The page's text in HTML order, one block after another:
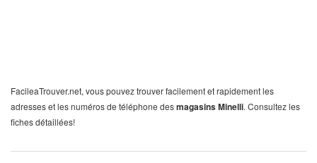
FacileaTrouver.net, vous pouvez trouver facilement et rapidement les
adresses et les numéros de téléphone desmagasins Minelli. Consultez les
fiches détaillées!